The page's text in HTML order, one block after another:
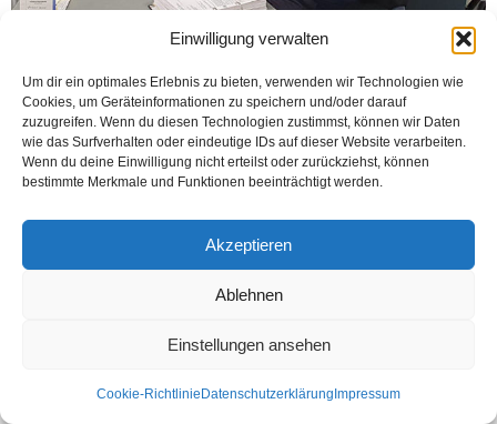
Einwilligung verwalten
Um dir ein optimales Erlebnis zu bieten, verwenden wir Technologien wie
Cookies, um Geräteinformationen zu speichern und/oder darauf
zuzugreifen. Wenn du diesen Technologien zustimmst, können wir Daten
wie das Surfverhalten oder eindeutige IDs auf dieser Website verarbeiten.
Wenn du deine Einwilligung nicht erteilst oder zurückziehst, können
bestimmte Merkmale und Funktionen beeinträchtigt werden.
Akzeptieren
Ablehnen
Einstellungen ansehen
Cookie-Richtlinie Datenschutzerklärung Impressum
Hamm şubeleri Kovid 19 mağduru olan müşterileri için 7 gün aralıksız
çalıştıklarını belirttiler. Olağanüstü dönemden geçtiklerini söyleyen Ahmet...
Weiterlesen
Datenschutzerklärung
© Öztürk Gazetesi 1986 – 2026